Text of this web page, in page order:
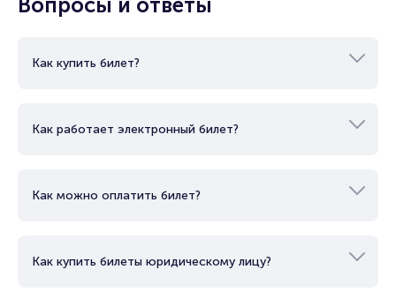
Как купить билет?
Как работает электронный билет?
Как можно оплатить билет?
Как купить билеты юридическому лицу?